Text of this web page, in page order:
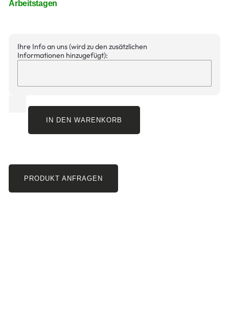
Arbeitstagen
Ihre Info an uns (wird zu den zusätzlichen
Informationen hinzugefügt):
IN DEN WARENKORB
PRODUKT ANFRAGEN